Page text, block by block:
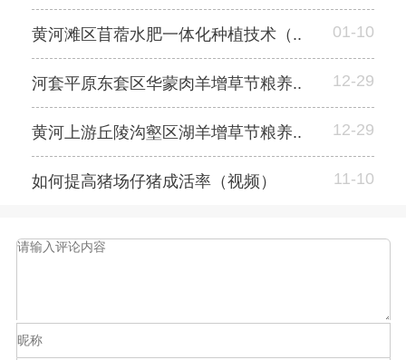
黄河滩区苜蓿水肥一体化种植技术（.. 01-10
河套平原东套区华蒙肉羊增草节粮养.. 12-29
黄河上游丘陵沟壑区湖羊增草节粮养.. 12-29
如何提高猪场仔猪成活率（视频） 11-10